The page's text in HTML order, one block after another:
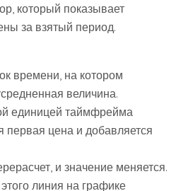
который показывает
за взятый период.
времени, на котором
величина.
единицей таймфрейма
первая цена и добавляется
и значение меняется.
линия на графике